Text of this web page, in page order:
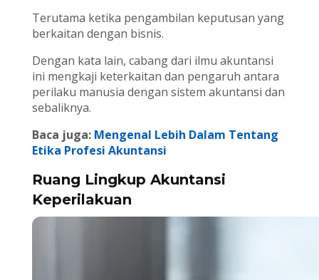
Terutama ketika pengambilan keputusan yang
berkaitan dengan bisnis.
Dengan kata lain, cabang dari ilmu akuntansi
ini mengkaji keterkaitan dan pengaruh antara
perilaku manusia dengan sistem akuntansi dan
sebaliknya.
Baca juga: Mengenal Lebih Dalam Tentang
Etika Profesi Akuntansi
Ruang Lingkup Akuntansi
Keperilakuan